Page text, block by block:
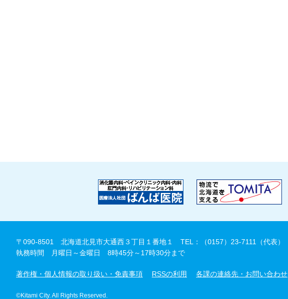
〒090-8501 北海道北見市大通西３丁目１番地１
TEL：（0157）23-7111（代表）
執務時間 月曜日～金曜日 8時45分～17時30分まで
著作権・個人情報の取り扱い・免責事項 RSSの利用 各課の連絡先・お問い合わせ
©Kitami City. All Rights Reserved.